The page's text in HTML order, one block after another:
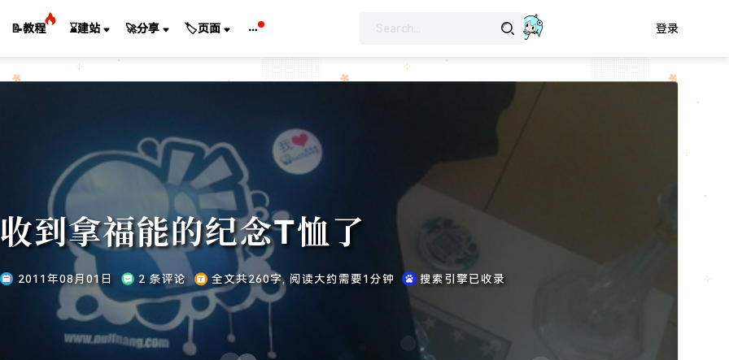
📝教程 ⌛建站 🚀分享 🏷️页面 登录
收到拿福能的纪念T恤了
2011年08月01日 2 条评论 全文共260字, 阅读大约需要1分钟 搜索引擎已收录